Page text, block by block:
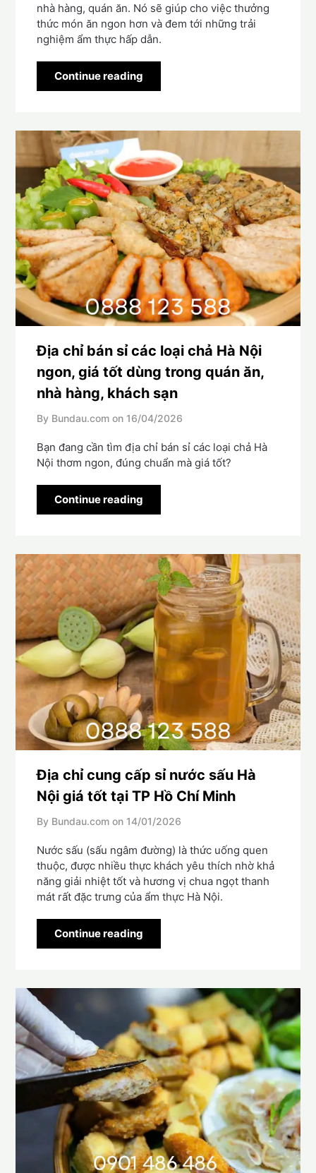
nhà hàng, quán ăn. Nó sẽ giúp cho việc thưởng
thức món ăn ngon hơn và đem tới những trải
nghiệm ẩm thực hấp dẫn.
Continue reading
Địa chỉ bán sỉ các loại chả Hà Nội
ngon, giá tốt dùng trong quán ăn,
nhà hàng, khách sạn
By Bundau.com on 16/04/2026
Bạn đang cần tìm địa chỉ bán sỉ các loại chả Hà
Nội thơm ngon, đúng chuẩn mà giá tốt?
Continue reading
Địa chỉ cung cấp sỉ nước sấu Hà
Nội giá tốt tại TP Hồ Chí Minh
By Bundau.com on 14/01/2026
Nước sấu (sấu ngâm đường) là thức uống quen
thuộc, được nhiều thực khách yêu thích nhờ khả
năng giải nhiệt tốt và hương vị chua ngọt thanh
mát rất đặc trưng của ẩm thực Hà Nội.
Continue reading